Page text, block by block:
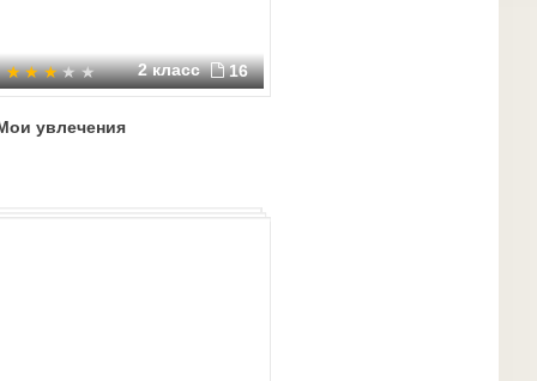
2 класс 16
увлечения